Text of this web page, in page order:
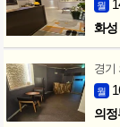
월
화성
경기
월
의